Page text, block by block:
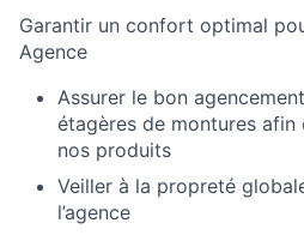
Garantir un confort optimal
Agence
Assurer le bon
étagères de montures
nos produits
Veiller à la propreté
l’agence